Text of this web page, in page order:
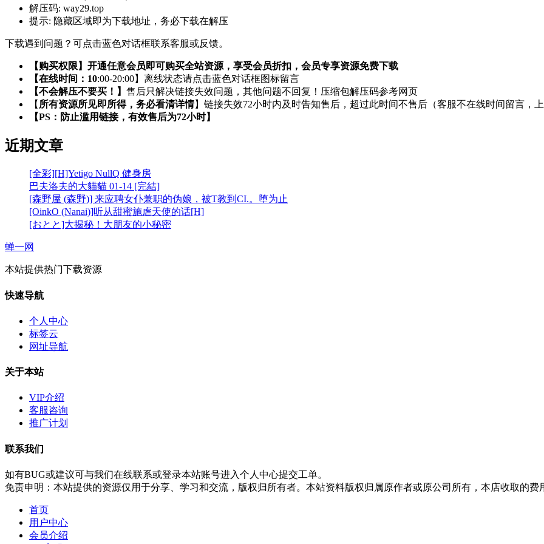
解压码: way29.top
提示: 隐藏区域即为下载地址，务必下载在解压
下载遇到问题？可点击蓝色对话框联系客服或反馈。
【购买权限】开通任意会员即可购买全站资源，享受会员折扣，会员专享资源免费下载
【在线时间：10:00-20:00】离线状态请点击蓝色对话框图标留言
【不会解压不要买！】 售后只解决链接失效问题，其他问题不回复！压缩包解压码参考网页
【 所有资源所见即所得，务必看清详情】链接失效72小时内及时告知售后，超过此时间不售后（客服不在线时间留言，上
【PS：防止滥用链接，有效售后为72小时】
近期文章
[全彩][H]Yetigo NullQ 健身房
巴夫洛夫的大貓貓 01-14 [完結]
[森野屋 (森野)] 来应聘女仆兼职的伪娘，被T教到CI.。堕为止
[OinkO (Nanai)]听从甜蜜施虐天使的话[H]
[おとと]大揭秘！大朋友的小秘密
蝉一网
本站提供热门下载资源
快速导航
个人中心
标签云
网址导航
关于本站
VIP介绍
客服咨询
推广计划
联系我们
如有BUG或建议可与我们在线联系或登录本站账号进入个人中心提交工单。
免责申明：本站提供的资源仅用于分享、学习和交流，版权归所有者。本站资料版权归属原作者或原公司所有，本店收取的费
首页
用户中心
会员介绍